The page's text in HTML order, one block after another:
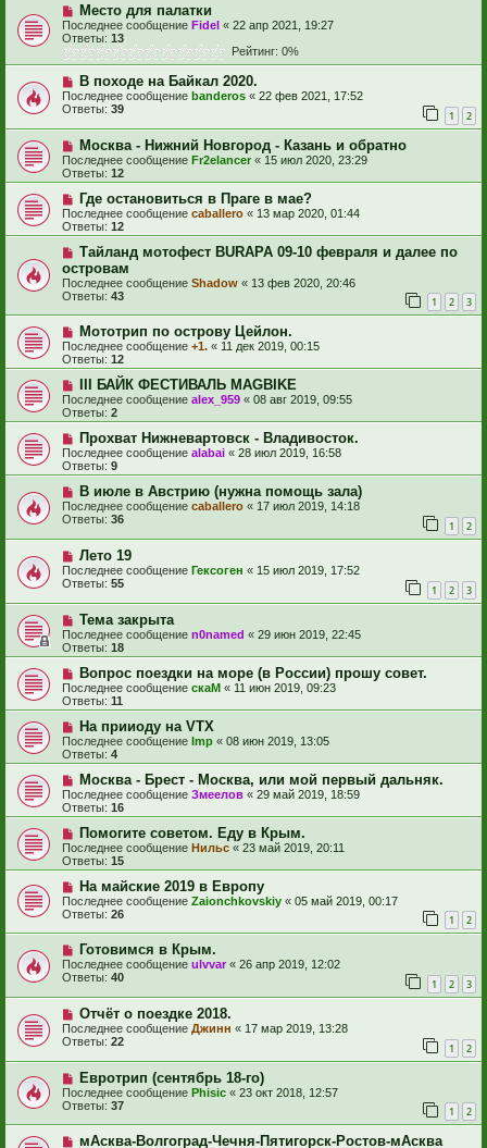
Место для палатки
Последнее сообщение Fidel « 22 апр 2021, 19:27
Ответы: 13
Рейтинг: 0%
В походе на Байкал 2020.
Последнее сообщение banderos « 22 фев 2021, 17:52
Ответы: 39 1 2
Москва - Нижний Новгород - Казань и обратно
Последнее сообщение Fr2elancer « 15 июл 2020, 23:29
Ответы: 12
Где остановиться в Праге в мае?
Последнее сообщение caballero « 13 мар 2020, 01:44
Ответы: 12
Тайланд мотофест BURAPA 09-10 февраля и далее по
островам
Последнее сообщение Shadow « 13 фев 2020, 20:46
Ответы: 43 1 2 3
Мототрип по острову Цейлон.
Последнее сообщение +1. « 11 дек 2019, 00:15
Ответы: 12
III БАЙК ФЕСТИВАЛЬ MAGBIKE
Последнее сообщение alex_959 « 08 авг 2019, 09:55
Ответы: 2
Прохват Нижневартовск - Владивосток.
Последнее сообщение alabai « 28 июл 2019, 16:58
Ответы: 9
В июле в Австрию (нужна помощь зала)
Последнее сообщение caballero « 17 июл 2019, 14:18
Ответы: 36 1 2
Лето 19
Последнее сообщение Гексоген « 15 июл 2019, 17:52
Ответы: 55 1 2 3
Тема закрыта
Последнее сообщение n0named « 29 июн 2019, 22:45
Ответы: 18
Вопрос поездки на море (в России) прошу совет.
Последнее сообщение скаМ « 11 июн 2019, 09:23
Ответы: 11
На прииоду на VTX
Последнее сообщение Imp « 08 июн 2019, 13:05
Ответы: 4
Москва - Брест - Москва, или мой первый дальняк.
Последнее сообщение Змеелов « 29 май 2019, 18:59
Ответы: 16
Помогите советом. Еду в Крым.
Последнее сообщение Нильс « 23 май 2019, 20:11
Ответы: 15
На майские 2019 в Европу
Последнее сообщение Zaionchkovskiy « 05 май 2019, 00:17
Ответы: 26 1 2
Готовимся в Крым.
Последнее сообщение ulvvar« 26 апр 2019, 12:02
Ответы: 40 1 2 3
Отчёт о поездке 2018.
Последнее сообщение Джинн « 17 мар 2019, 13:28
Ответы: 22 1 2
Евротрип (сентябрь 18-го)
Последнее сообщение Phisic « 23 окт 2018, 12:57
Ответы: 37 1 2
мАсква-Волгоград-Чечня-Пятигорск-Ростов-мАсква